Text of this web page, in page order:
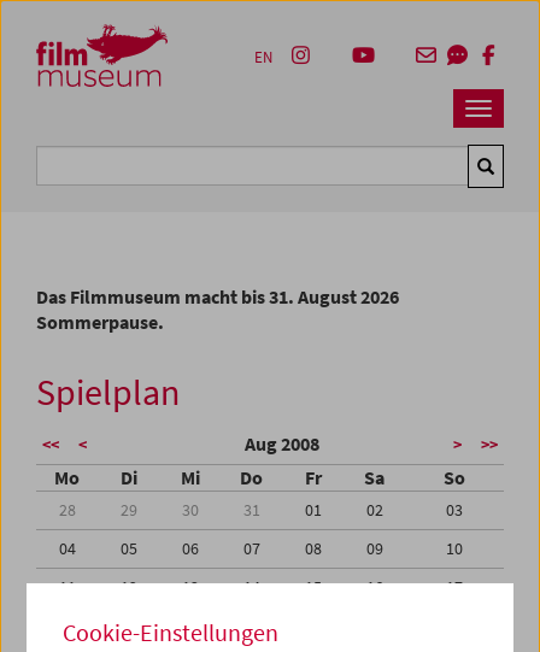
Zum Inhalt
Zum Hauptmenü
Zur Servicenavigation
Zum Suche
Navbar
EN
Das Filmmuseum macht bis 31. August 2026
Sommerpause.
Spielplan
<< < Aug 2008 > >>
Mo Di Mi Do Fr Sa So
28 29 30 31 01 02
03
04
05 06 07 08 09
10
11
12 13 14 15 16
17
18
19 20 21
Cookie-Einstellungen